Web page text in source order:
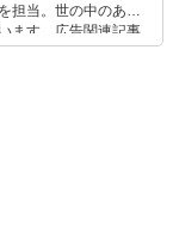
担当。世の中のあら
ます。広告関連記事
し商品販促のプラン